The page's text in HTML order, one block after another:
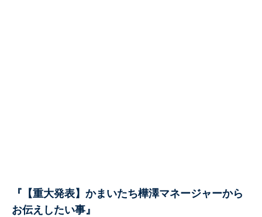
『【重大発表】かまいたち樺澤マネージャーから
お伝えしたい事』